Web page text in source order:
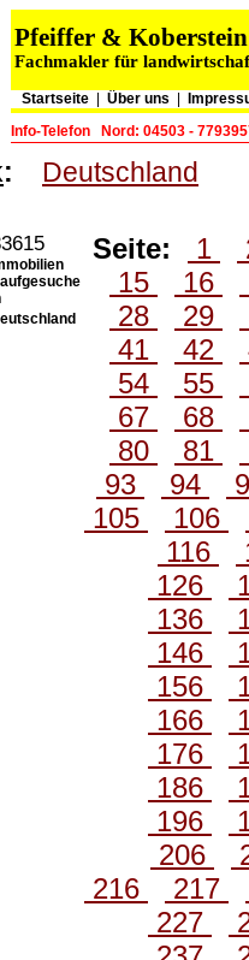
Pfeiffer &
Fachmakler für
Startseite| Über uns
Info-Telefon
Nord: 04503 -
: Deutschland
Seite: 1
15
16
28
29
41
42
54
55
67
68
80
81
93
94
105
106
116
126
136
146
156
166
176
186
196
206
216
217
227